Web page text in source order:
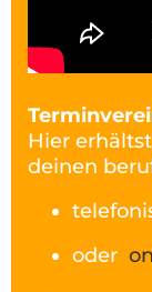
Hier
deinen
oder